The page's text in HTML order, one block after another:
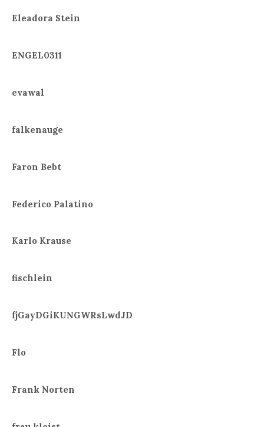
Eleadora Stein
ENGEL0311
evawal
falkenauge
Faron Bebt
Federico Palatino
Karlo Krause
fischlein
fjGayDGiKUNGWRsLwdJD
Flo
Frank Norten